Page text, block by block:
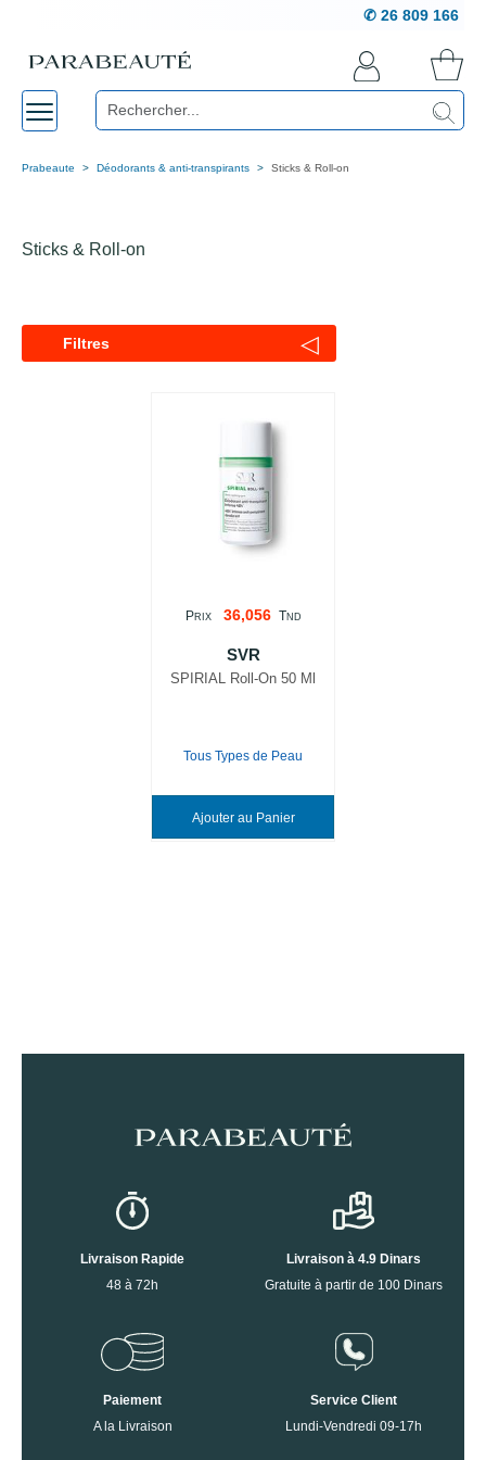
✆ 26 809 166
Prabeaute Déodorants & anti-transpirants Sticks & Roll-on
Sticks & Roll-on
Filtres ◁
PRIX 36,056 TND
SVR
SPIRIAL Roll-On 50 Ml
Tous Types de Peau
Ajouter au Panier
Livraison Rapide
48 à 72h
Livraison à 4.9 Dinars
Gratuite à partir de 100 Dinars
Paiement
A la Livraison
Service Client
Lundi-Vendredi 09-17h